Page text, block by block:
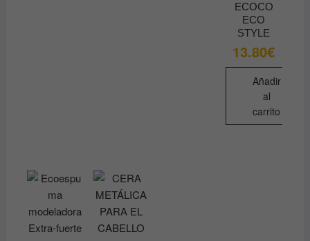
ECOCO
ECO
STYLE
13.80€
Añadir
al
carrito